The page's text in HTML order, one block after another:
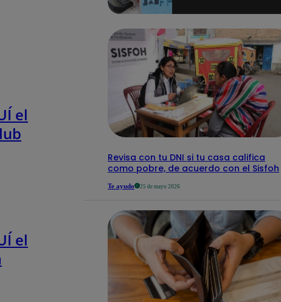
el
el
Revisa con tu DNI si tu casa califica
como pobre, de acuerdo con el Sisfoh
Te ayudo 25 de mayo 2026